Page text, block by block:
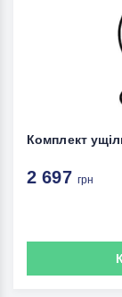
Комплект
2 697 грн